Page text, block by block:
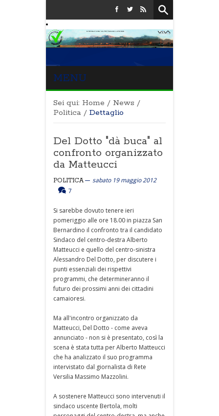
MENU
Sei qui: Home / News /
Politica / Dettaglio
Del Dotto "dà buca" al
confronto organizzato
da Matteucci
POLITICA
sabato 19 maggio 2012
7
Si sarebbe dovuto tenere ieri
pomeriggio alle ore 18.00 in piazza San
Bernardino il confronto tra il candidato
Sindaco del centro-destra Alberto
Matteucci e quello del centro-sinistra
Alessandro Del Dotto, per discutere i
punti essenziali dei rispettivi
programmi, che determineranno il
futuro dei prossimi anni dei cittadini
camaioresi.
Ma all'incontro organizzato da
Matteucci, Del Dotto - come aveva
annunciato - non si è presentato, così la
scena è stata tutta per Alberto Matteucci
che ha analizzato il suo programma
intervistato dal giornalista di Rete
Versilia Massimo Mazzolini.
A sostenere Matteucci sono intervenuti il
sindaco uscente Bertola, molti